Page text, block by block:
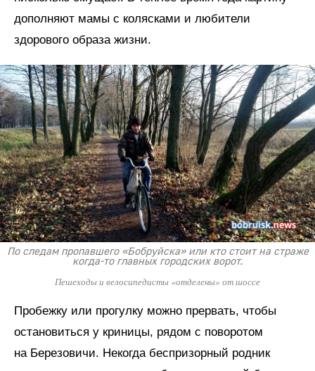
дополняют мамы с колясками и любители
здорового образа жизни.
По следам пропавшего «Бобруйска» или кто стоит на страже
когда-то главных городских ворот.
Пешеходы и велосипедисты «отделены» от шоссе
Пробежку или прогулку можно прервать, чтобы
остановиться у криницы, рядом с поворотом
на Березовичи. Некогда беспризорный родник